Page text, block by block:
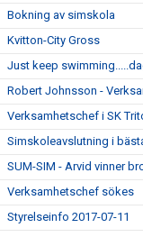
Bokning av simskola
Kvitton-City Gross
Just keep
Robert Johnsson -
Verksamhetschef i SK
Simskoleavslutning i
SUM-SIM - Arvid vinner
Verksamhetschef sökes
Styrelseinfo 2017-07-11